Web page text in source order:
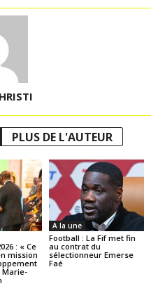
PLUS DE L'AUTEUR
: « Ce
mission
Marie-
A la une
Football : La Fif met fin
au contrat du
sélectionneur Emerse
Faé